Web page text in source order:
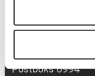
Postboks 6994